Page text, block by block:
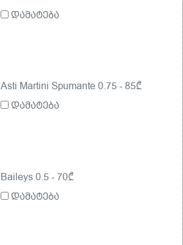
დამატება
Asti Martini Spumante 0.75 - 85₾
დამატება
Baileys 0.5 - 70₾
დამატება